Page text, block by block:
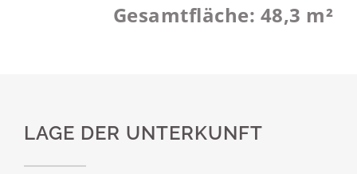
Gesamtfläche: 48,3 m²
LAGE DER UNTERKUNFT